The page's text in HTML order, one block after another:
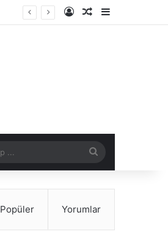
Kayıt OlRastgele Makale
Kenar
yap
Popüler Yorumlar